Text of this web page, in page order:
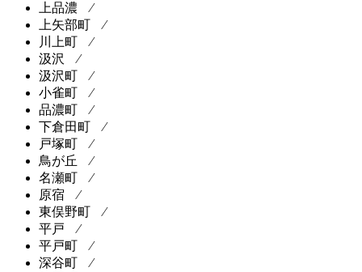
上品濃 ⁄
上矢部町 ⁄
川上町 ⁄
汲沢 ⁄
汲沢町 ⁄
小雀町 ⁄
品濃町 ⁄
下倉田町 ⁄
戸塚町 ⁄
鳥が丘 ⁄
名瀬町 ⁄
原宿 ⁄
東俣野町 ⁄
平戸 ⁄
平戸町 ⁄
深谷町 ⁄